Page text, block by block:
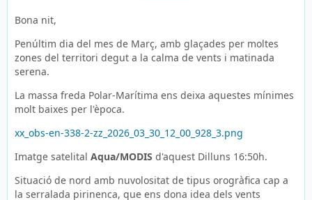
Bona nit,
Penúltim dia del mes de Març, amb glaçades per moltes
zones del territori degut a la calma de vents i matinada
serena.
La massa freda Polar-Marítima ens deixa aquestes mínimes
molt baixes per l'època.
xx_obs-en-338-2-zz_2026_03_30_12_00_928_3.png
Imatge satelital Aqua/MODIS d'aquest Dilluns 16:50h.
Situació de nord amb nuvolositat de tipus orogràfica cap a
la serralada pirinenca, que ens dona idea dels vents